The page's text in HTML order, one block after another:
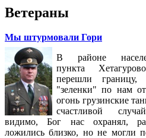
Ветераны
Мы штурмовали Гори
В районе
пункта
перешли
"зеленки" по нам
огонь грузинские
счастливой
видимо, Бог нас охранял,
ложились близко, но не могли